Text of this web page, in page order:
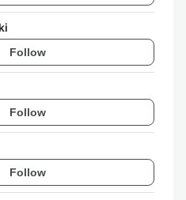
Follow
Follow
Follow